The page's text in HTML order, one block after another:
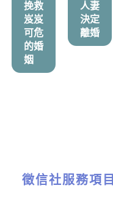
挽救
岌岌
可危
的婚
姻
人妻
決定
離婚
徵信社服務項目